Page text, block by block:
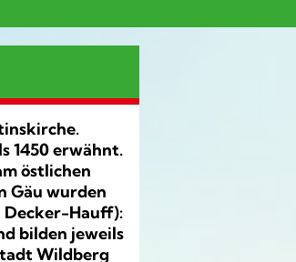
1450 erwähnt.
östlichen
Gäu wurden
Decker-Hauff):
bilden jeweils
Wildberg